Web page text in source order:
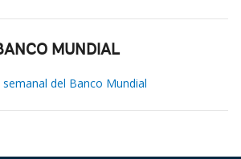
MUNDIAL
del Banco Mundial